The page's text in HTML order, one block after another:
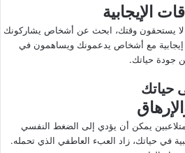
لا يستحقون وقتك، ابحث عن أشخاص يشاركونك
إيجابية مع أشخاص يدعمونك ويساهمون في
جودة حياتك.
حياتك
يمكن أن يؤدي إلى الضغط النفسي
في حياتك، زاد العبء العاطفي الذي تحمله.